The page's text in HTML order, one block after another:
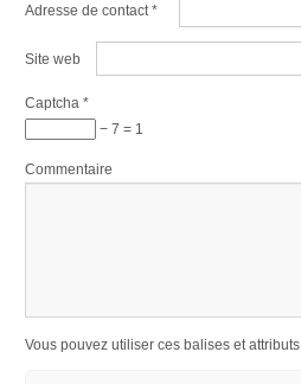
Adresse de contact*
Site web
Captcha *
− 7 = 1
Commentaire
Vous pouvez utiliser ces balises et attributs